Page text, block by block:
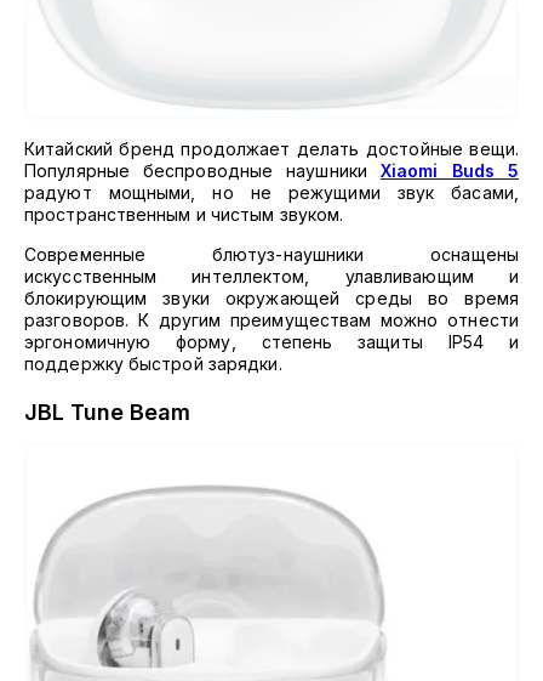
Китайский бренд продолжает делать достойные вещи.
Популярные беспроводные наушники Xiaomi Buds 5
радуют мощными, но не режущими звук басами,
пространственным и чистым звуком.
Современные блютуз-наушники оснащены
искусственным интеллектом, улавливающим и
блокирующим звуки окружающей среды во время
разговоров. К другим преимуществам можно отнести
эргономичную форму, степень защиты IP54 и
поддержку быстрой зарядки.
JBL Tune Beam